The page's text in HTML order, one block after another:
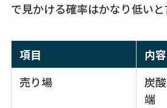
で見かける確率はかなり低いと
項目
内容
売り場
炭
端